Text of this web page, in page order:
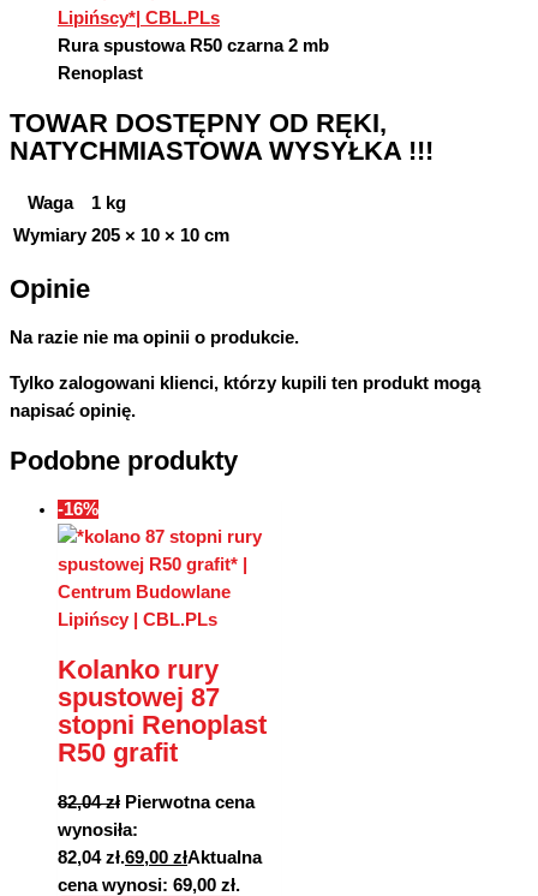
Rura spustowa R50 czarna 2 mb
Renoplast
TOWAR DOSTĘPNY OD RĘKI,
NATYCHMIASTOWA WYSYŁKA !!!
Waga
1 kg
Wymiary 205 × 10 × 10 cm
Opinie
Na razie nie ma opinii o produkcie.
Tylko zalogowani klienci, którzy kupili ten produkt mogą
napisać opinię.
Podobne produkty
-16%
Kolanko rury
spustowej 87
stopni Renoplast
R50 grafit
82,04zł Pierwotna cena
wynosiła:
82,04 zł.69,00 złAktualna
cena wynosi: 69,00 zł.